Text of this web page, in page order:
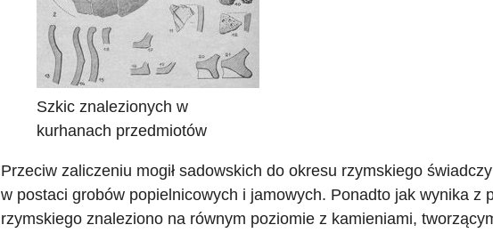
Szkic znalezionych w
kurhanach przedmiotów
Przeciw zaliczeniu mogił sadowskich do okresu rzymskiego
w postaci grobów popielnicowych i jamowych. Ponadto jak wynika z
rzymskiego znaleziono na równym poziomie z kamieniami,